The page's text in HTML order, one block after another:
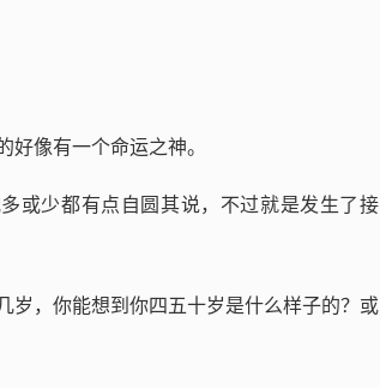
像有一个命运之神。
或少都有点自圆其说，不过就是发生了接
岁，你能想到你四五十岁是什么样子的？或